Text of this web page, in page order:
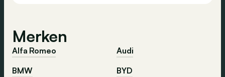
Merken
Alfa Romeo
Audi
BMW
BYD